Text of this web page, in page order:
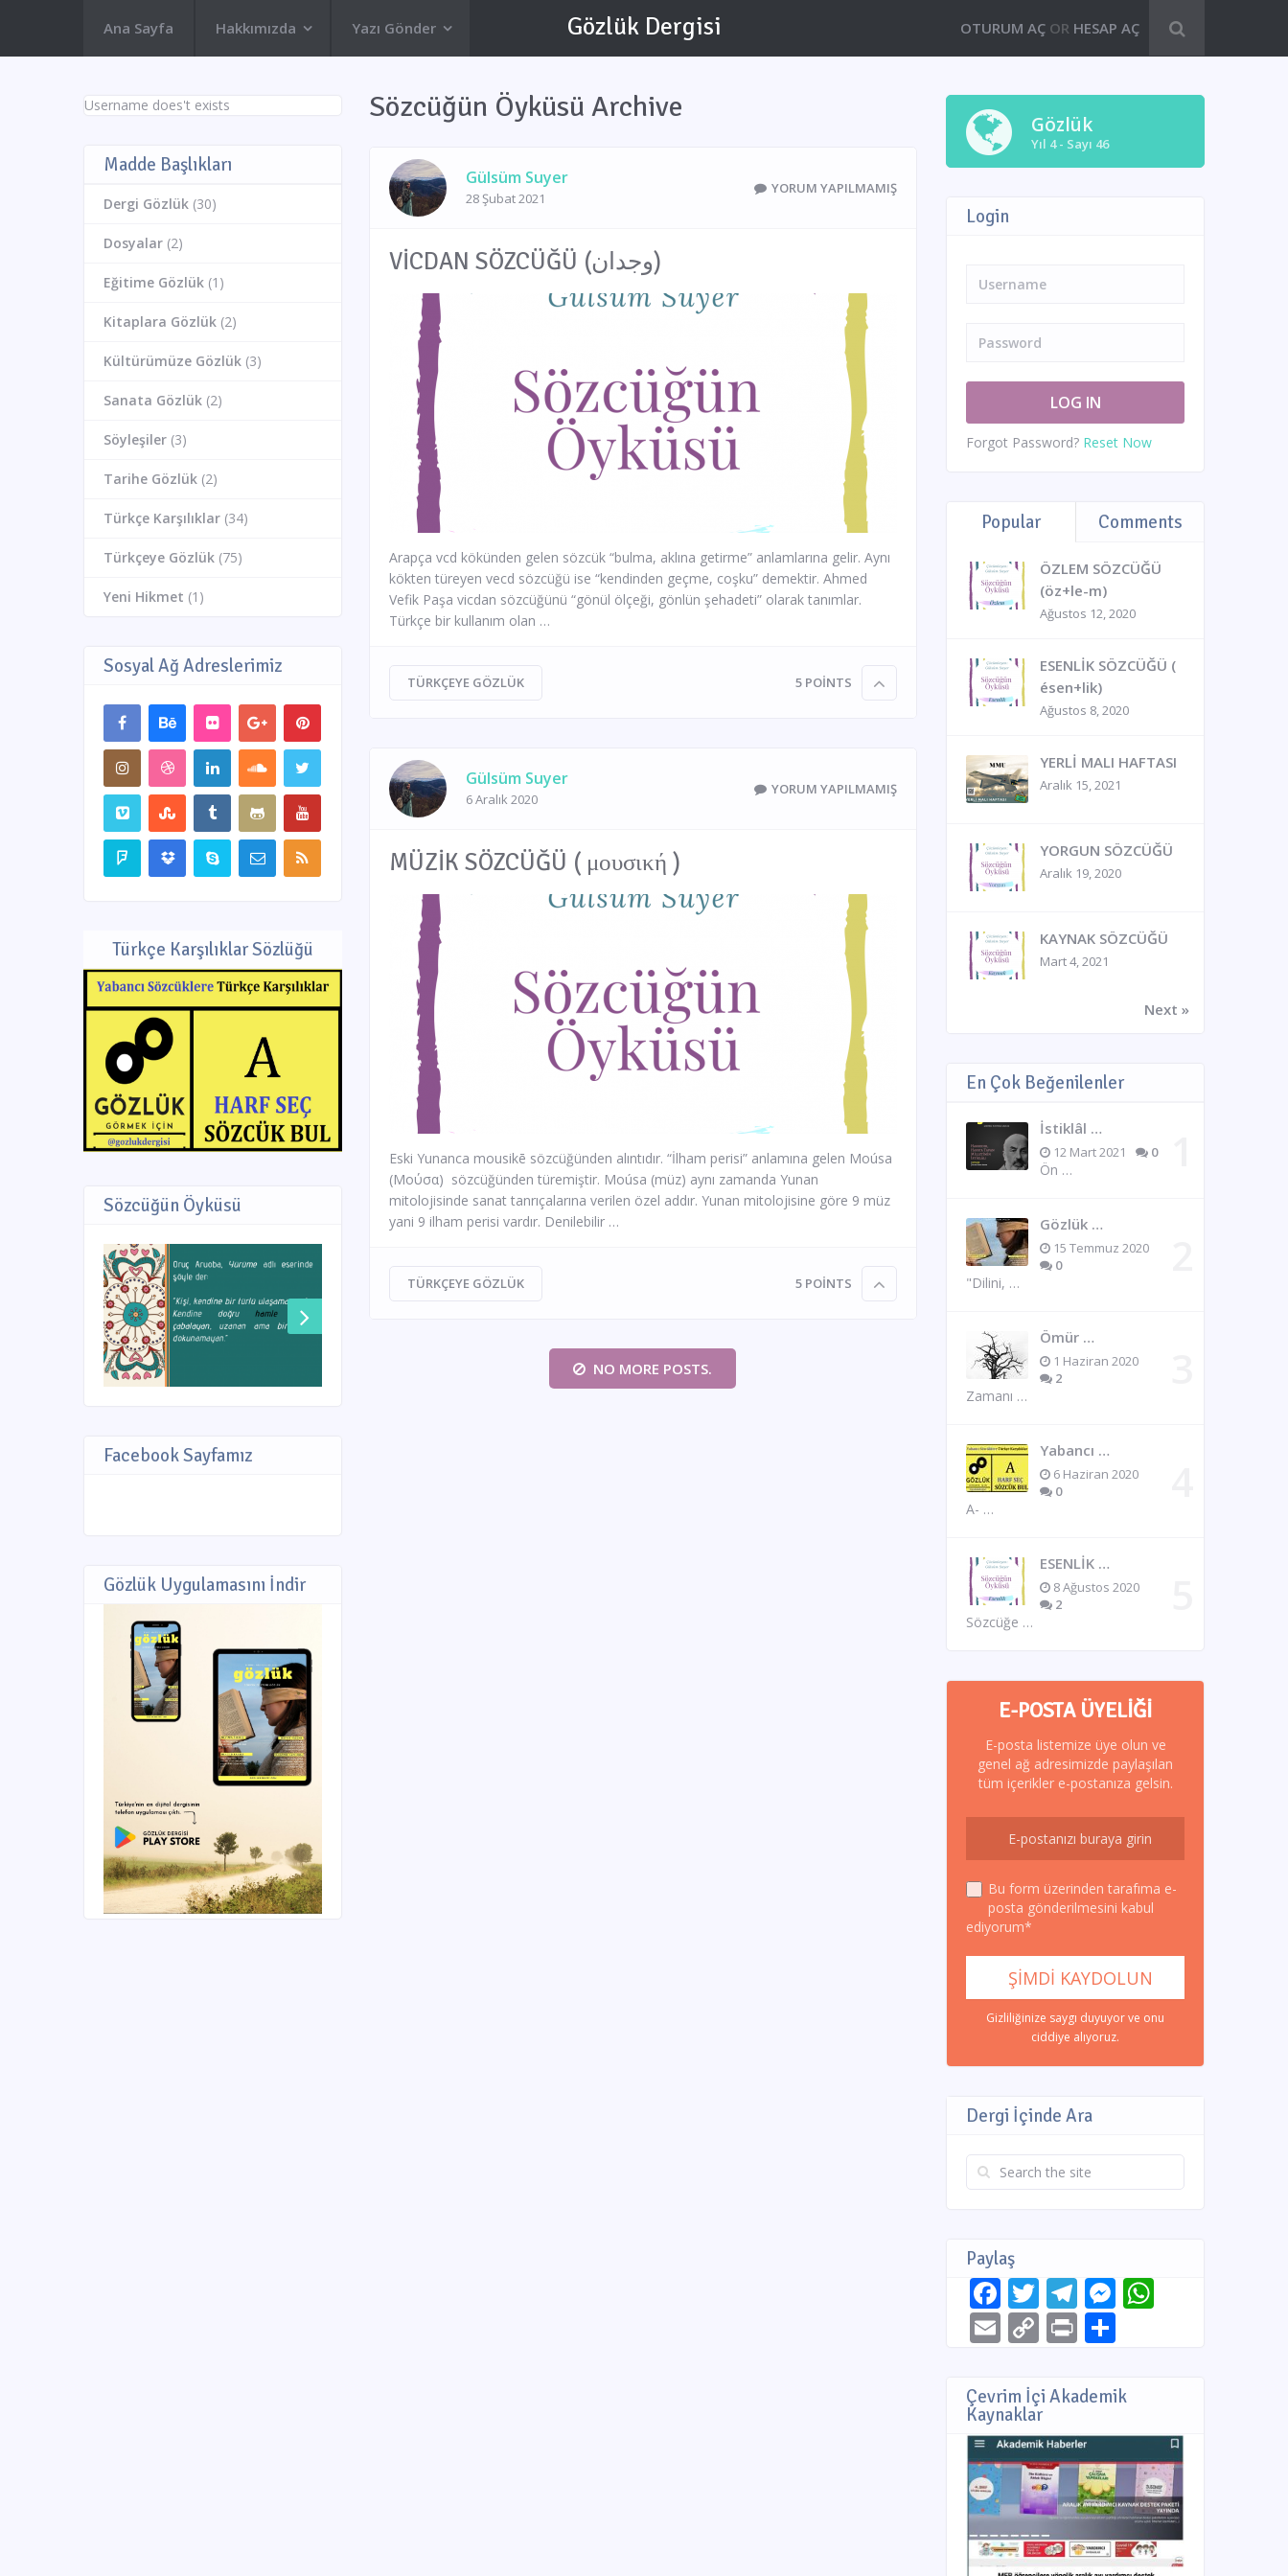
Ana Sayfa Hakkımızda Yazı Gönder Gözlük Dergisi OTURUM AÇ OR HESAP AÇ
Sözcüğün Öyküsü Archive
Gülsüm Suyer
28 Şubat 2021
YORUM YAPILMAMIŞ
VİCDAN SÖZCÜĞÜ (وجدان)
Arapça vcd kökünden gelen sözcük “bulma, aklına getirme” anlamlarına gelir. Aynı
kökten türeyen vecd sözcüğü ise “kendinden geçme, coşku” demektir. Ahmed
Vefik Paşa vicdan sözcüğünü “gönül ölçeği, gönlün şehadeti” olarak tanımlar.
Türkçe bir kullanım olan …
TÜRKÇEYE GÖZLÜK 5 POINTS
Gülsüm Suyer
6 Aralık 2020
YORUM YAPILMAMIŞ
MÜZİK SÖZCÜĞÜ ( μουσική )
Eski Yunanca mousikē sözcüğünden alıntıdır. “İlham perisi” anlamına gelen Moúsa
(Mούσα) sözcüğünden türemiştir. Moúsa (müz) aynı zamanda Yunan
mitolojisinde sanat tanrıçalarına verilen özel addır. Yunan mitolojisine göre 9 müz
yani 9 ilham perisi vardır. Denilebilir …
TÜRKÇEYE GÖZLÜK 5 POINTS
NO MORE POSTS.
Username does't exists
Madde Başlıkları
Dergi Gözlük (30)
Dosyalar (2)
Eğitime Gözlük (1)
Kitaplara Gözlük (2)
Kültürümüze Gözlük (3)
Sanata Gözlük (2)
Söyleşiler (3)
Tarihe Gözlük (2)
Türkçe Karşılıklar (34)
Türkçeye Gözlük (75)
Yeni Hikmet (1)
Sosyal Ağ Adreslerimiz
Türkçe Karşılıklar Sözlüğü
Sözcüğün Öyküsü
Facebook Sayfamız
Gözlük Uygulamasını İndir
Gözlük
Yıl 4 - Sayı 46
Login
Forgot Password? Reset Now
Popular Comments
ÖZLEM SÖZCÜĞÜ
(öz+le-m)
Ağustos 12, 2020
ESENLİK SÖZCÜĞÜ (
ésen+lik)
Ağustos 8, 2020
YERLİ MALI HAFTASI
Aralık 15, 2021
YORGUN SÖZCÜĞÜ
Aralık 19, 2020
KAYNAK SÖZCÜĞÜ
Mart 4, 2021
Next »
En Çok Beğenilenler
İstiklâl …
12 Mart 2021 0
Ön …
Gözlük …
15 Temmuz 2020
0
"Dilini, …
Ömür …
1 Haziran 2020
2
Zamanı …
Yabancı …
6 Haziran 2020
0
A- …
ESENLİK …
8 Ağustos 2020
2
Sözcüğe …
E-POSTA ÜYELIĞI
E-posta listemize üye olun ve
genel ağ adresimizde paylaşılan
tüm içerikler e-postanıza gelsin.
Bu form üzerinden tarafıma e-
posta gönderilmesini kabul
ediyorum*
Gizliliğinize saygı duyuyor ve onu
ciddiye alıyoruz.
Dergi İçinde Ara
Paylaş
Facebook
Twitter
Telegram
Messenger
EmailCopy
Print
Çevrim İçi Akademik
Kaynaklar